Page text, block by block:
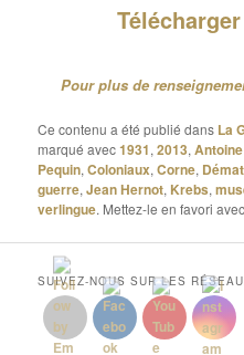
Pour plus de
Ce contenu a été publié dans La
marqué avec1931,2013,
Pequin,Coloniaux,Corne,
guerre,Jean Hernot, Krebs,
verlingue. Mettez-le en favori
SUIVEZ-NOUS SUR LES